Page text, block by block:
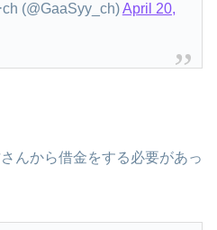
(@GaaSyy_ch)April 20,
んから借金をする必要があっ